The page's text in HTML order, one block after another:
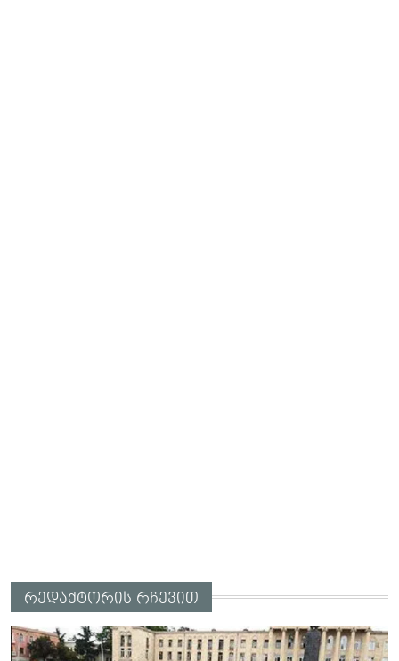
რედაქტორის რჩევით